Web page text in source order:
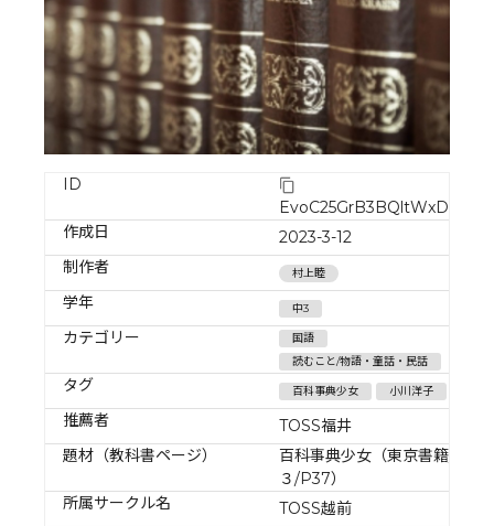
ID
EvoC25GrB3BQltWxD0R1
作成日
2023-3-12
制作者
村上睦
学年 中3
カテゴリー
国語
読むこと/物語・童話・民話
タグ 百科事典少女 小川洋子
推薦者
TOSS福井
題材（教科書ページ）
百科事典少女（東京書籍/中
３/P37）
所属サークル名
TOSS越前